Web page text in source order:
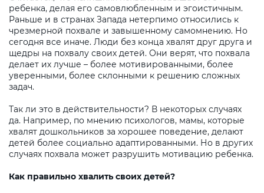
ребенка, делая его самовлюбленным и эгоистичным.
Раньше и в странах Запада нетерпимо относились к
чрезмерной похвале и завышенному самомнению. Но
сегодня все иначе. Люди без конца хвалят друг друга и
щедры на похвалу своих детей. Они верят, что похвала
делает их лучше – более мотивированными, более
уверенными, более склонными к решению сложных
задач.
Так ли это в действительности? В некоторых случаях
да. Например, по мнению психологов, мамы, которые
хвалят дошкольников за хорошее поведение, делают
детей более социально адаптированными. Но в других
случаях похвала может разрушить мотивацию ребенка.
Как правильно хвалить своих детей?